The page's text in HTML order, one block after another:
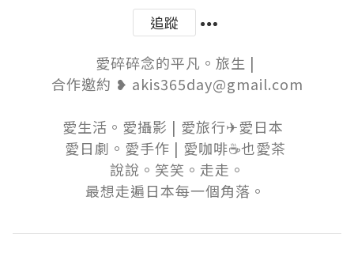
追蹤
愛碎碎念的平凡。旅生 |
合作邀約 ❥ akis365day@gmail.com
愛生活。愛攝影 | 愛旅行✈愛日本
愛日劇。愛手作 | 愛咖啡☕也愛茶
說說。笑笑。走走。
最想走遍日本每一個角落。